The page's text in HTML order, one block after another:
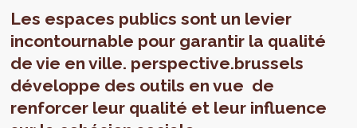
Les espaces publics sont un levier
incontournable pour garantir la qualité
de vie en ville. perspective.brussels
développe des outils en vue de
renforcer leur qualité et leur influence